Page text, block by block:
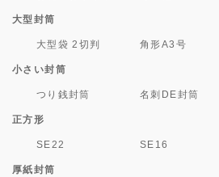
大型封筒
大型袋 2切判 角形A3号
小さい封筒
つり銭封筒 名刺DE封筒
正方形
SE22 SE16
厚紙封筒